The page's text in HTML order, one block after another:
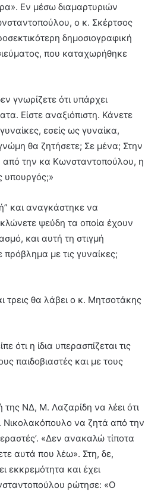
Εν μέσω διαμαρτυριών
ο κ. Σκέρτσος
δημοσιογραφική
που καταχωρήθηκε
γνωρίζετε ότι υπάρχει
Είστε αναξιόπιστη. Κάνετε
εσείς ως γυναίκα,
θα ζητήσετε; Σε μένα; Στην
από την κα Κωνσταντοπούλου, η
υπουργός;»
και αναγκάστηκε να
ψεύδη τα οποία έχουν
και αυτή τη στιγμή
με τις γυναίκες;
θα λάβει ο κ. Μητσοτάκης
ότι η ίδια υπερασπίζεται τις
παιδοβιαστές και με τους
ΝΔ, Μ. Λαζαρίδη να λέει ότι
Νικολακόπουλο να ζητά από την
«Δεν ανακαλώ τίποτα
αυτά που λέω». Στη, δε,
εκκρεμότητα και έχει
ρώτησε: «Ο